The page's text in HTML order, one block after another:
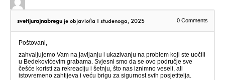
svetijurajnabregu je objavio/la 1 studenoga, 2025 0 Comments
Poštovani,
zahvaljujemo Vam na javljanju i ukazivanju na problem koji ste uočili
u Bedekovićevim grabama. Svjesni smo da se ovo područje sve
češće koristi za rekreaciju i šetnju, što nas iznimno veseli, ali
istovremeno zahtijeva i veću brigu za sigurnost svih posjetitelja.